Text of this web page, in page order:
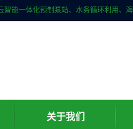
关于我们